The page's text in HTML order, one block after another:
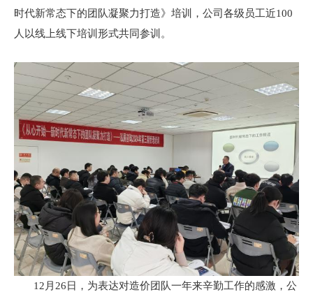
时代新常态下的团队凝聚力打造》培训，公司各级员工近100
人以线上线下培训形式共同参训。
12月26日，为表达对造价团队一年来辛勤工作的感激，公